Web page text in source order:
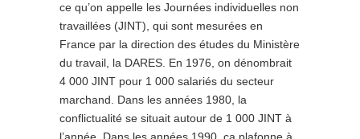
ce qu’on appelle les Journées individuelles non
travaillées (JINT), qui sont mesurées en
France par la direction des études du Ministère
du travail, la DARES. En 1976, on dénombrait
4 000 JINT pour 1 000 salariés du secteur
marchand. Dans les années 1980, la
conflictualité se situait autour de 1 000 JINT à